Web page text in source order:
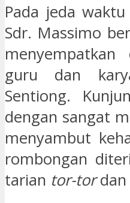
Pada jeda
Sdr. Massimo
guru dan
Sentiong.
dengan sangat
menyambut
rombongan
tarian tor-tor